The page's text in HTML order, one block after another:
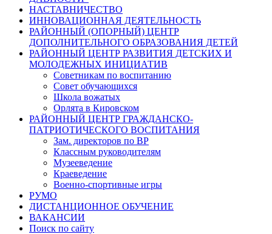
НАСТАВНИЧЕСТВО
ИННОВАЦИОННАЯ ДЕЯТЕЛЬНОСТЬ
РАЙОННЫЙ (ОПОРНЫЙ) ЦЕНТР
ДОПОЛНИТЕЛЬНОГО ОБРАЗОВАНИЯ ДЕТЕЙ
РАЙОННЫЙ ЦЕНТР РАЗВИТИЯ ДЕТСКИХ И
МОЛОДЕЖНЫХ ИНИЦИАТИВ
Советникам по воспитанию
Совет обучающихся
Школа вожатых
Орлята в Кировском
РАЙОННЫЙ ЦЕНТР ГРАЖДАНСКО-
ПАТРИОТИЧЕСКОГО ВОСПИТАНИЯ
Зам. директоров по ВР
Классным руководителям
Музееведение
Краеведение
Военно-спортивные игры
РУМО
ДИСТАНЦИОННОЕ ОБУЧЕНИЕ
ВАКАНСИИ
Поиск по сайту